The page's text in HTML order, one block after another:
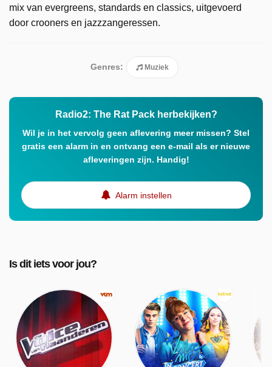
mix van evergreens, standards en classics, uitgevoerd
door crooners en jazzzangeressen.
Genres: Muziek
Radio2: The Rat Pack herbekijken?
Wil je in het vervolg geen aflevering meer missen? Stel
gratis een alarm in en ontvang een e-mail als er nieuwe
afleveringen zijn. Handig!
Alarm instellen
Is dit iets voor jou?